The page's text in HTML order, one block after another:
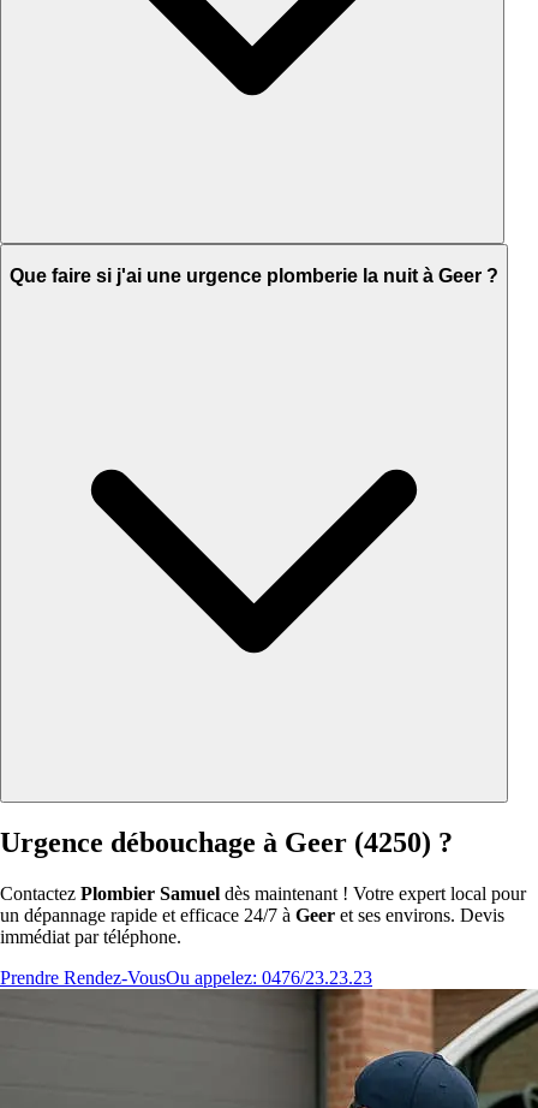
Que faire si j'ai une urgence plomberie la nuit à Geer ?
Urgence débouchage à Geer (4250) ?
Contactez Plombier Samuel dès maintenant ! Votre expert local pour
un dépannage rapide et efficace 24/7 à Geer et ses environs. Devis
immédiat par téléphone.
Prendre Rendez-VousOu appelez: 0476/23.23.23